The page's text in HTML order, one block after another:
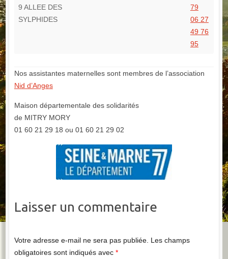
9 ALLEE DES
SYLPHIDES
79
06 27
49 76
95
Nos assistantes maternelles sont membres de l’association
Nid d’Anges
Maison départementale des solidarités
de MITRY MORY
01 60 21 29 18 ou 01 60 21 29 02
Laisser un commentaire
Votre adresse e-mail ne sera pas publiée. Les champs
obligatoires sont indiqués avec *